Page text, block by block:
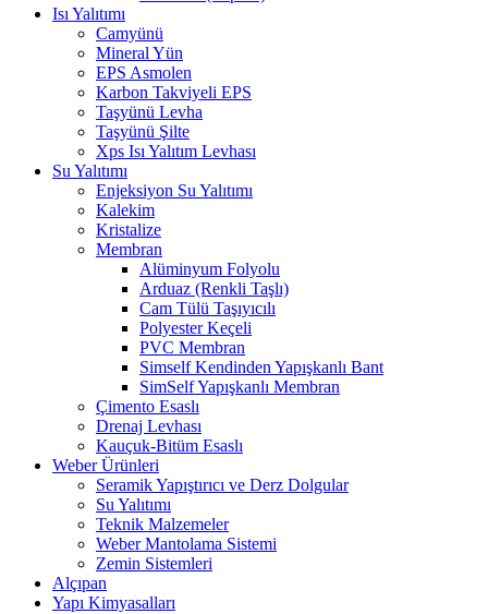
Isı Yalıtımı
Camyünü
Mineral Yün
EPS Asmolen
Karbon Takviyeli EPS
Taşyünü Levha
Taşyünü Şilte
Xps Isı Yalıtım Levhası
Su Yalıtımı
Enjeksiyon Su Yalıtımı
Kalekim
Kristalize
Membran
Alüminyum Folyolu
Arduaz (Renkli Taşlı)
Cam Tülü Taşıyıcılı
Polyester Keçeli
PVC Membran
Simself Kendinden Yapışkanlı Bant
SimSelf Yapışkanlı Membran
Çimento Esaslı
Drenaj Levhası
Kauçuk-Bitüm Esaslı
Weber Ürünleri
Seramik Yapıştırıcı ve Derz Dolgular
Su Yalıtımı
Teknik Malzemeler
Weber Mantolama Sistemi
Zemin Sistemleri
Alçıpan
Yapı Kimyasalları